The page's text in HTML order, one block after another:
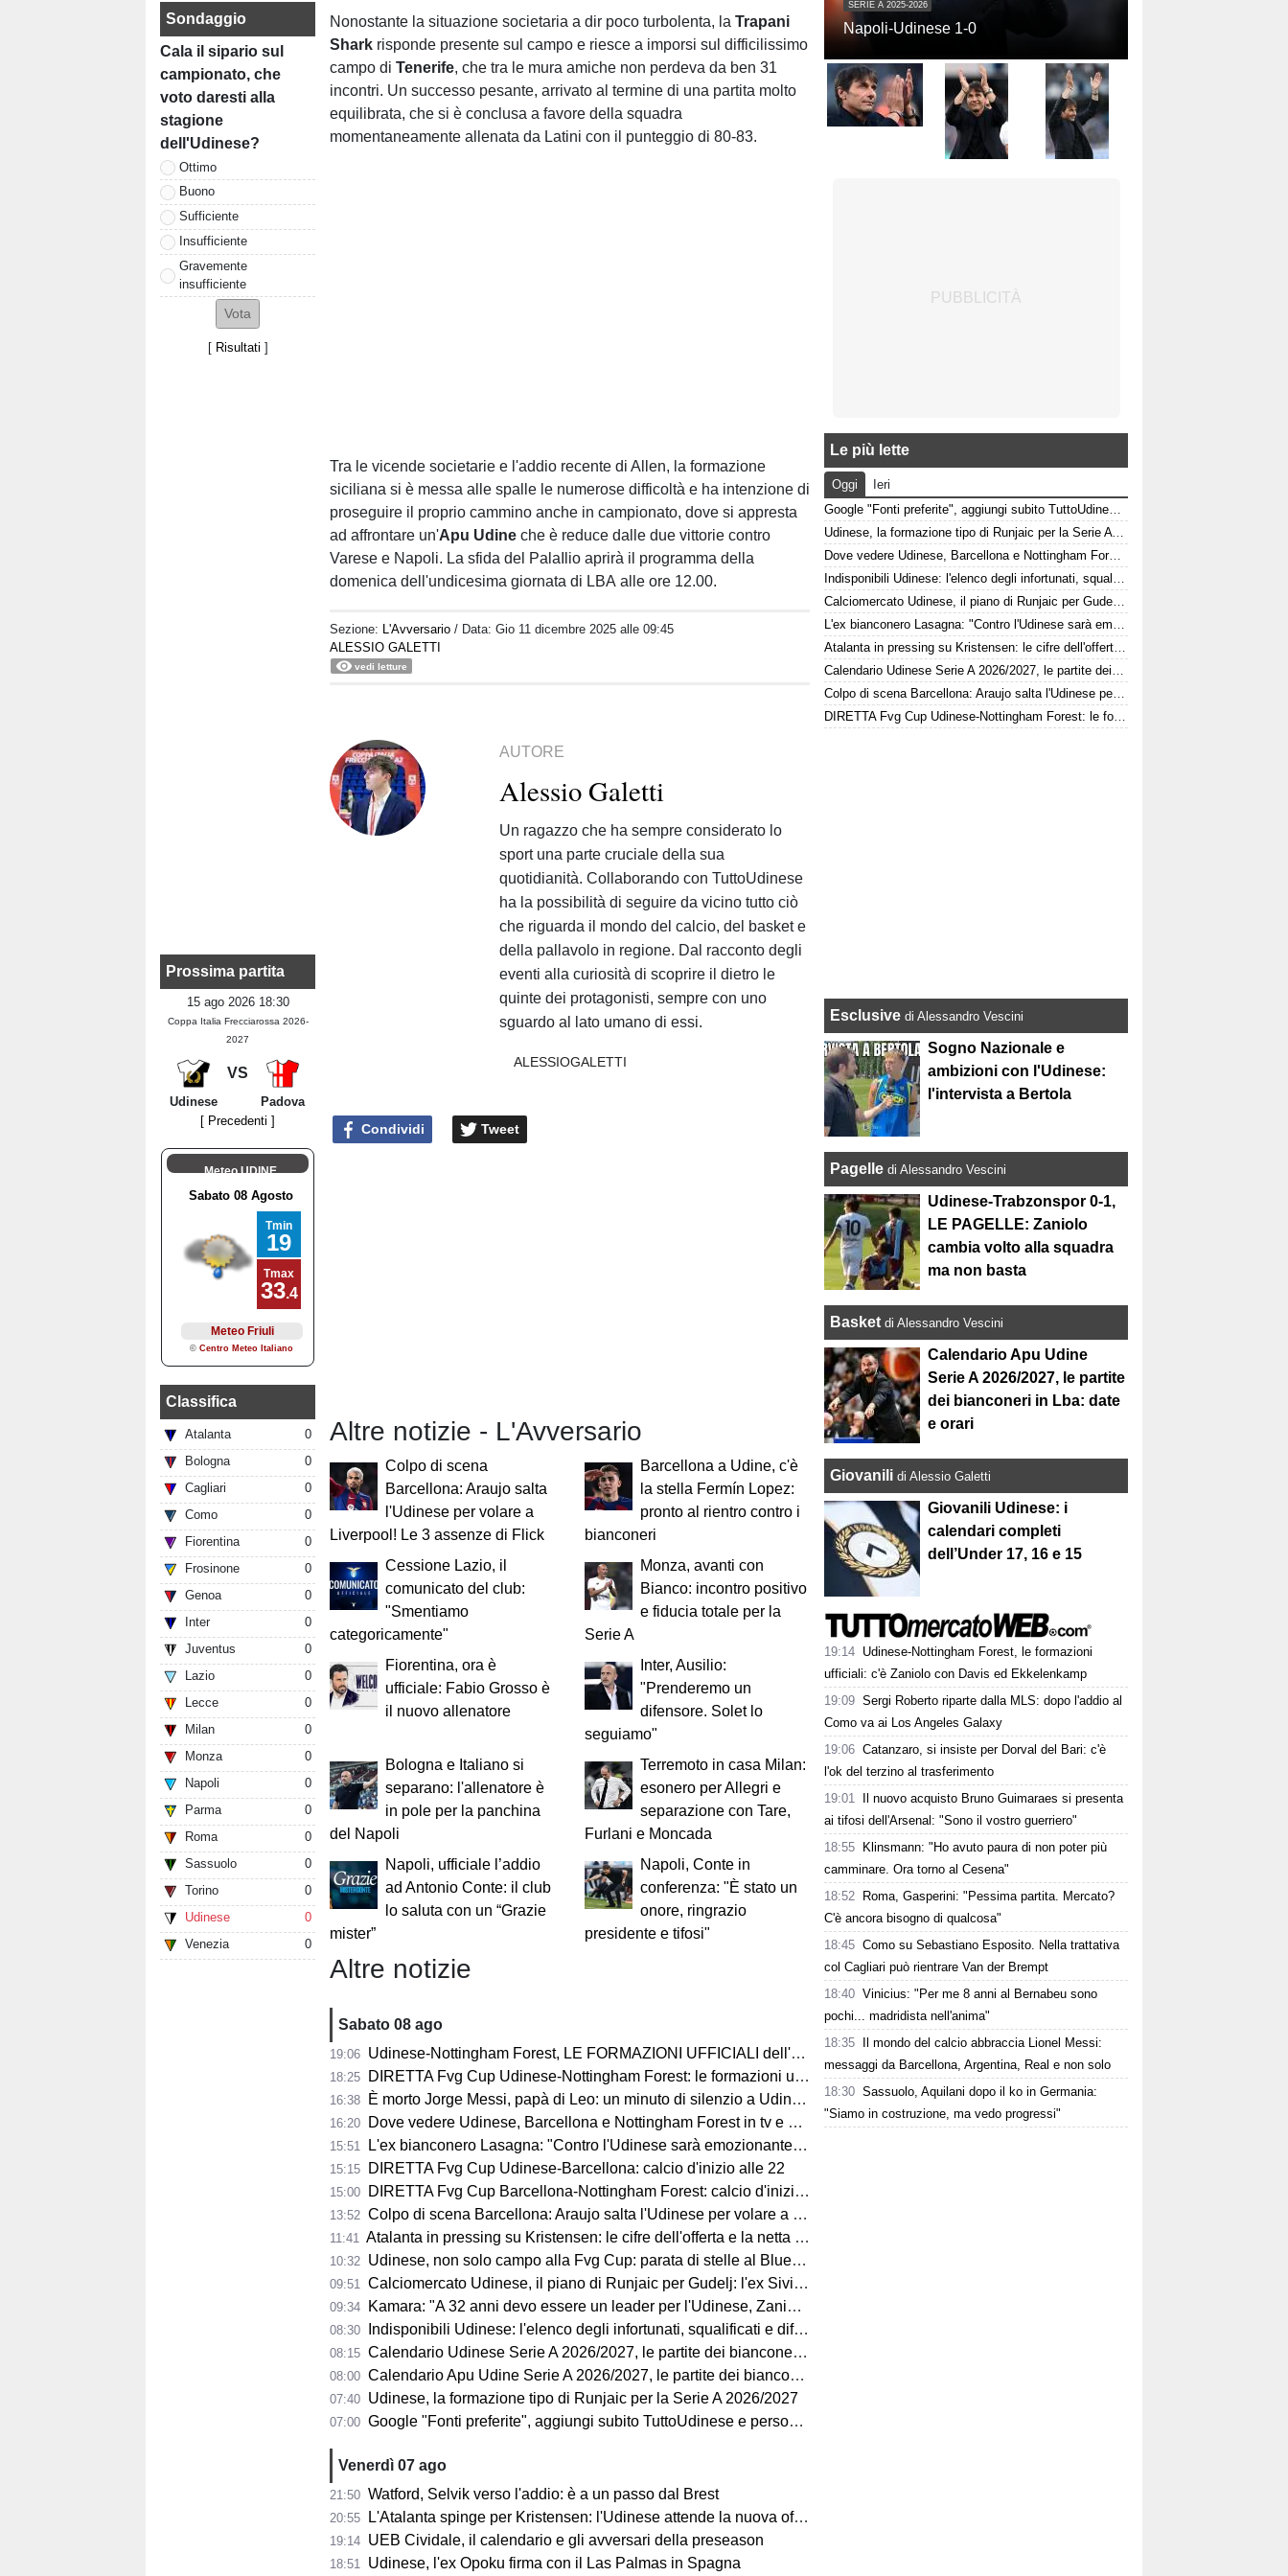
Sondaggio
Cala il sipario sul
campionato, che
voto daresti alla
stagione
dell'Udinese?
Ottimo
Buono
Sufficiente
Insufficiente
Gravemente
insufficiente
[ Risultati ]
Prossima partita
15 ago 2026 18:30
Coppa Italia Frecciarossa 2026-
2027
VS
Udinese
Padova
[ Precedenti ]
Meteo UDINE
Classifica
Atalanta
0
Bologna
0
Cagliari
0
Como
0
Fiorentina
0
Frosinone
0
Genoa
0
Inter
0
Juventus
0
Lazio
0
Lecce
0
Milan
0
Monza
0
Napoli
0
Parma
0
Roma
0
Sassuolo
0
Torino
0
Udinese
0
Venezia
0
Nonostante la situazione societaria a dir poco turbolenta, laTrapani
Shark risponde presente sul campo e riesce a imporsi sul difficilissimo
campo diTenerife, che tra le mura amiche non perdeva da ben 31
incontri. Un successo pesante, arrivato al termine di una partita molto
equilibrata, che si è conclusa a favore della squadra
momentaneamente allenata da Latini con il punteggio di 80-83.
Tra le vicende societarie e l'addio recente di Allen, la formazione
siciliana si è messa alle spalle le numerose difficoltà e ha intenzione di
proseguire il proprio cammino anche in campionato, dove si appresta
ad affrontare un'Apu Udine che è reduce dalle due vittorie contro
Varese e Napoli. La sfida del PalaIlio aprirà il programma della
domenica dell'undicesima giornata di LBA alle ore 12.00.
Sezione: L'Avversario / Data:Gio 11 dicembre 2025 alle 09:45
ALESSIO GALETTI
vedi letture
AUTORE
Alessio Galetti
Un ragazzo che ha sempre considerato lo
sport una parte cruciale della sua
quotidianità. Collaborando con TuttoUdinese
ha la possibilità di seguire da vicino tutto ciò
che riguarda il mondo del calcio, del basket e
della pallavolo in regione. Dal racconto degli
eventi alla curiosità di scoprire il dietro le
quinte dei protagonisti, sempre con uno
sguardo al lato umano di essi.
ALESSIOGALETTI
Condividi Tweet
Altre notizie - L'Avversario
Colpo di scena
Barcellona: Araujo salta
l'Udinese per volare a
Liverpool! Le 3 assenze di Flick
Barcellona a Udine, c'è
la stella Fermín Lopez:
pronto al rientro contro i
bianconeri
Cessione Lazio, il
comunicato del club:
"Smentiamo
categoricamente"
Monza, avanti con
Bianco: incontro positivo
e fiducia totale per la
Serie A
Fiorentina, ora è
ufficiale: Fabio Grosso è
il nuovo allenatore
Inter, Ausilio:
"Prenderemo un
difensore. Solet lo
seguiamo"
Bologna e Italiano si
separano: l'allenatore è
in pole per la panchina
del Napoli
Terremoto in casa Milan:
esonero per Allegri e
separazione con Tare,
Furlani e Moncada
Napoli, ufficiale l’addio
ad Antonio Conte: il club
lo saluta con un “Grazie
mister”
Napoli, Conte in
conferenza: "È stato un
onore, ringrazio
presidente e tifosi"
Altre notizie
Sabato 08 ago
19:06 Udinese-Nottingham Forest, LE FORMAZIONI UFFICIALI dell'amichevole di Fvg Cup
18:25 DIRETTA Fvg Cup Udinese-Nottingham Forest: le formazioni ufficiali
16:38 È morto Jorge Messi, papà di Leo: un minuto di silenzio a Udine, Barcellona con il lutto al braccio
16:20 Dove vedere Udinese, Barcellona e Nottingham Forest in tv e streaming | FVG Cup
15:51 L'ex bianconero Lasagna: "Contro l'Udinese sarà emozionante, proveremo a vincere"
15:15 DIRETTA Fvg Cup Udinese-Barcellona: calcio d'inizio alle 22
15:00 DIRETTA Fvg Cup Barcellona-Nottingham Forest: calcio d'inizio alle 21
13:52 Colpo di scena Barcellona: Araujo salta l'Udinese per volare a Liverpool! Le 3 assenze di Flick
11:41 Atalanta in pressing su Kristensen: le cifre dell'offerta e la netta condizione dell'Udinese
10:32 Udinese, non solo campo alla Fvg Cup: parata di stelle al Bluenergy Stadium
09:51 Calciomercato Udinese, il piano di Runjaic per Gudelj: l'ex Siviglia avrà un nuovo ruolo
09:34 Kamara: "A 32 anni devo essere un leader per l'Udinese, Zaniolo ha fatto un'ottima scelta"
08:30 Indisponibili Udinese: l'elenco degli infortunati, squalificati e diffidati
08:15 Calendario Udinese Serie A 2026/2027, le partite dei bianconeri: date e orari
08:00 Calendario Apu Udine Serie A 2026/2027, le partite dei bianconeri in Lba: date e orari
07:40 Udinese, la formazione tipo di Runjaic per la Serie A 2026/2027
07:00 Google "Fonti preferite", aggiungi subito TuttoUdinese e personalizza le tue notizie
Venerdì 07 ago
21:50 Watford, Selvik verso l'addio: è a un passo dal Brest
20:55 L'Atalanta spinge per Kristensen: l'Udinese attende la nuova offerta
19:14 UEB Cividale, il calendario e gli avversari della preseason
18:51 Udinese, l'ex Opoku firma con il Las Palmas in Spagna
SERIE A 2025-2026
Napoli-Udinese 1-0
Le più lette
Oggi
Ieri
Google "Fonti preferite", aggiungi subito TuttoUdinese e personalizza le tue notizie
Udinese, la formazione tipo di Runjaic per la Serie A 2026/2027
Dove vedere Udinese, Barcellona e Nottingham Forest in tv e streaming | FVG Cup
Indisponibili Udinese: l'elenco degli infortunati, squalificati e diffidati
Calciomercato Udinese, il piano di Runjaic per Gudelj: l'ex Siviglia avrà un nuovo ruolo
L'ex bianconero Lasagna: "Contro l'Udinese sarà emozionante, proveremo a vincere"
Atalanta in pressing su Kristensen: le cifre dell'offerta e la netta condizione dell'Udinese
Calendario Udinese Serie A 2026/2027, le partite dei bianconeri: date e orari
Colpo di scena Barcellona: Araujo salta l'Udinese per volare a Liverpool! Le 3 assenze di Flick
DIRETTA Fvg Cup Udinese-Nottingham Forest: le formazioni ufficiali
Esclusive di Alessandro Vescini
Sogno Nazionale e
ambizioni con l'Udinese:
l'intervista a Bertola
Pagelle di Alessandro Vescini
Udinese-Trabzonspor 0-1,
LE PAGELLE: Zaniolo
cambia volto alla squadra
ma non basta
Basket di Alessandro Vescini
Calendario Apu Udine
Serie A 2026/2027, le partite
dei bianconeri in Lba: date
e orari
Giovanili di Alessio Galetti
Giovanili Udinese: i
calendari completi
dell’Under 17, 16 e 15
19:14 Udinese-Nottingham Forest, le formazioni
ufficiali: c'è Zaniolo con Davis ed Ekkelenkamp
19:09 Sergi Roberto riparte dalla MLS: dopo l'addio al
Como va ai Los Angeles Galaxy
19:06 Catanzaro, si insiste per Dorval del Bari: c'è
l'ok del terzino al trasferimento
19:01
Il nuovo acquisto Bruno Guimaraes si presenta
ai tifosi dell'Arsenal: "Sono il vostro guerriero"
18:55
Klinsmann: "Ho avuto paura di non poter più
camminare. Ora torno al Cesena"
18:52
Roma, Gasperini: "Pessima partita. Mercato?
C'è ancora bisogno di qualcosa"
18:45 Como su Sebastiano Esposito. Nella trattativa
col Cagliari può rientrare Van der Brempt
18:40 Vinicius: "Per me 8 anni al Bernabeu sono
pochi... madridista nell'anima"
18:35
Il mondo del calcio abbraccia Lionel Messi:
messaggi da Barcellona, Argentina, Real e non solo
18:30 Sassuolo, Aquilani dopo il ko in Germania:
"Siamo in costruzione, ma vedo progressi"